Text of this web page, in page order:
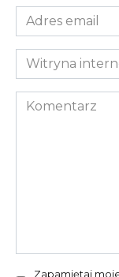
Adres
email
*Witryna
internetowa
Komentarz
Zapamiętaj